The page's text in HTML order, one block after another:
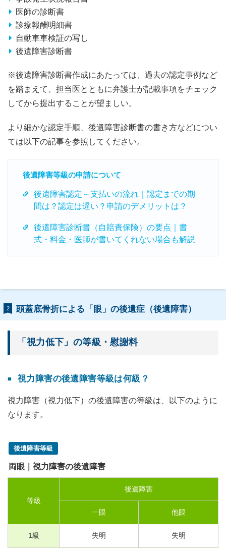
医師の診断書
診療報酬明細書
自動車車検証の写し
後遺障害診断書
※後遺障害診断書作成にあたっては、過去の認定事例など
を踏まえて、担当医とともに弁護士が記載事項をチェック
してから提出することが望ましい。
より細かな認定手順、後遺障害診断書の書き方などについ
ては以下の記事を参照してください。
後遺障害等級の申請について
後遺障害認定～支払いの流れ｜認定までの期
間は？認定は遅い？申請のデメリットは？
後遺障害診断書（自賠責保険）の要点｜書
式・料金・医師が書いてくれない場合も解説
2 頭蓋底骨折による「眼」の後遺症（後遺障害）
「視力低下」の等級・慰謝料
視力障害の後遺障害等級は何級？
視力障害（視力低下）の後遺障害の等級は、以下のように
なります。
後遺障害等級
両眼｜視力障害の後遺障害
等級
後遺障害
一眼 他眼
1級 失明 失明